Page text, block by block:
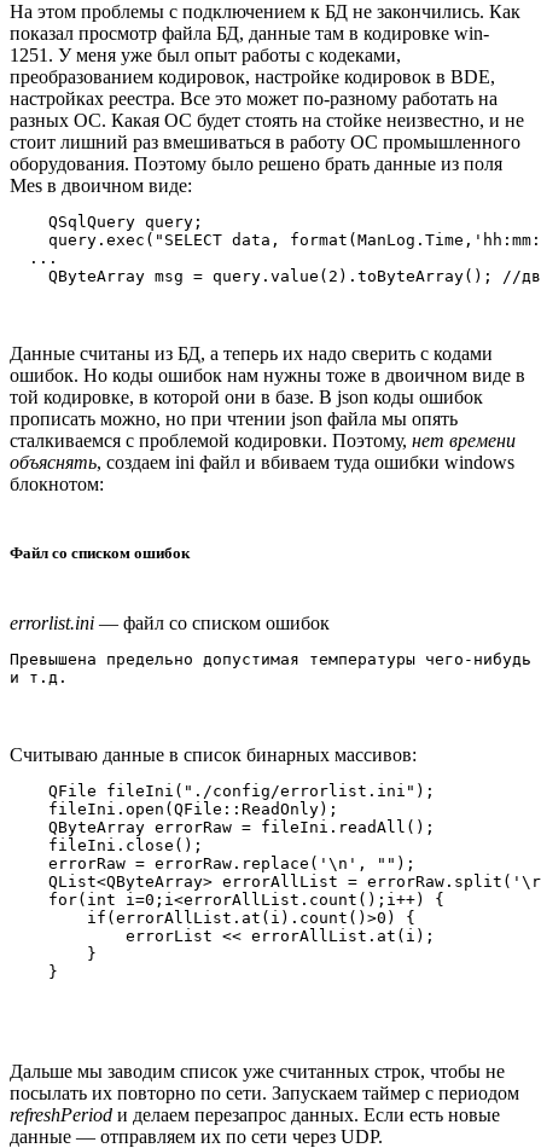
На этом проблемы с подключением к БД не закончились. Как
показал просмотр файла БД, данные там в кодировке win-
1251. У меня уже был опыт работы с кодеками,
преобразованием кодировок, настройке кодировок в BDE,
настройках реестра. Все это может по-разному работать на
разных ОС. Какая ОС будет стоять на стойке неизвестно, и не
стоит лишний раз вмешиваться в работу ОС промышленного
оборудования. Поэтому было решено брать данные из поля
Mes в двоичном виде:
    QSqlQuery query;
query.exec("SELECT data,
  ...
Данные считаны из БД, а теперь их надо сверить с кодами
ошибок. Но коды ошибок нам нужны тоже в двоичном виде в
той кодировке, в которой они в базе. В json коды ошибок
прописать можно, но при чтении json файла мы опять
сталкиваемся с проблемой кодировки. Поэтому, нет времени
объяснять, создаем ini файл и вбиваем туда ошибки windows
блокнотом:
Файл со списком ошибок
errorlist.ini — файл со списком ошибок
Превышена предельно допустимая температуры чего-нибудь
Считываю данные в список бинарных массивов:
    QFile fileIni("./config/errorlist.ini");
    fileIni.open(QFile::ReadOnly);
    QByteArray errorRaw = fileIni.readAll();
    fileIni.close();
    errorRaw = errorRaw.replace('\n', "");
QList<QByteArray> errorAllList =
    for(int i=0;i<errorAllList.count();i++) {
        if(errorAllList.at(i).count()>0) {
            errorList << errorAllList.at(i);
        }
Дальше мы заводим список уже считанных строк, чтобы не
посылать их повторно по сети. Запускаем таймер с периодом
refreshPeriod и делаем перезапрос данных. Если есть новые
данные — отправляем их по сети через UDP.